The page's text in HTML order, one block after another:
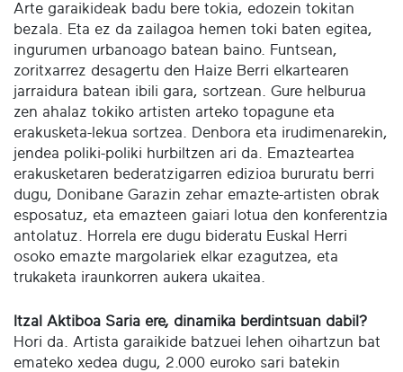
Arte garaikideak badu bere tokia, edozein tokitan
bezala. Eta ez da zailagoa hemen toki baten egitea,
ingurumen urbanoago batean baino. Funtsean,
zoritxarrez desagertu den Haize Berri elkartearen
jarraidura batean ibili gara, sortzean. Gure helburua
zen ahalaz tokiko artisten arteko topagune eta
erakusketa-lekua sortzea. Denbora eta irudimenarekin,
jendea poliki-poliki hurbiltzen ari da. Emazteartea
erakusketaren bederatzigarren edizioa bururatu berri
dugu, Donibane Garazin zehar emazte-artisten obrak
esposatuz, eta emazteen gaiari lotua den konferentzia
antolatuz. Horrela ere dugu bideratu Euskal Herri
osoko emazte margolariek elkar ezagutzea, eta
trukaketa iraunkorren aukera ukaitea.
Itzal Aktiboa Saria ere, dinamika berdintsuan dabil?
Hori da. Artista garaikide batzuei lehen oihartzun bat
emateko xedea dugu, 2.000 euroko sari batekin